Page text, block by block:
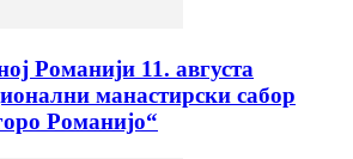
Романији 11. августа
манастирски сабор
Романијо“